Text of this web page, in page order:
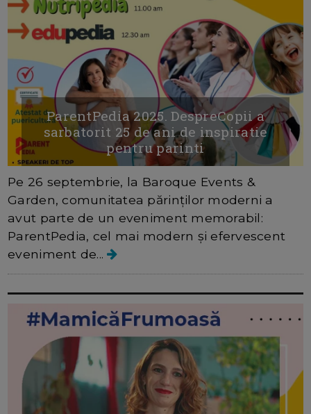
ParentPedia 2025. DespreCopii a
sarbatorit 25 de ani de inspiratie
pentru parinti
Pe 26 septembrie, la Baroque Events &
Garden, comunitatea părinților moderni a
avut parte de un eveniment memorabil:
ParentPedia, cel mai modern și efervescent
eveniment de...